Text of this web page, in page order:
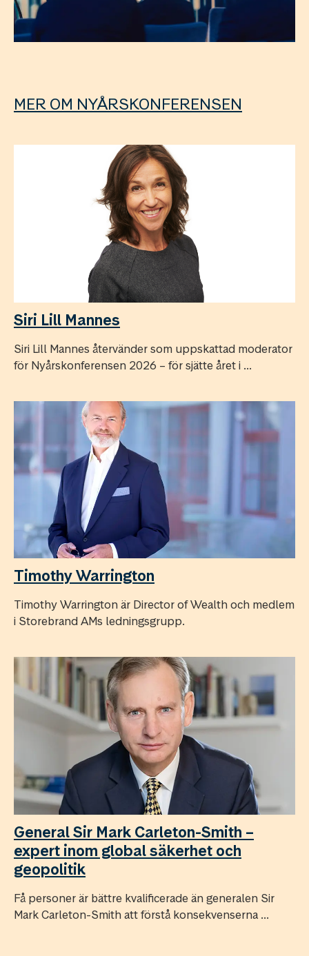
MER OM NYÅRSKONFERENSEN
Siri Lill Mannes
Siri Lill Mannes återvänder som uppskattad moderator
för Nyårskonferensen 2026 – för sjätte året i ...
Timothy Warrington
Timothy Warrington är Director of Wealth och medlem
i Storebrand AMs ledningsgrupp.
General Sir Mark Carleton-Smith –
expert inom global säkerhet och
geopolitik
Få personer är bättre kvalificerade än generalen Sir
Mark Carleton-Smith att förstå konsekvenserna ...